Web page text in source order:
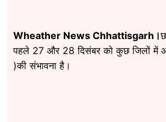
Wheather News Chhattisgarh।
पहले 27 और 28 दिसंबर को कुछ जिलों
)की संभावना है।